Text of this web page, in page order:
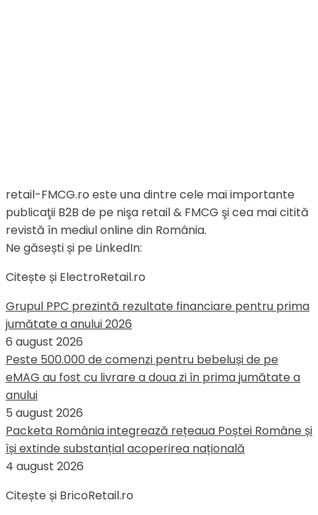
retail-FMCG.ro este una dintre cele mai importante
publicaţii B2B de pe nişa retail & FMCG şi cea mai citită
revistă în mediul online din România.
Ne găsești și pe LinkedIn:
Citește și ElectroRetail.ro
Grupul PPC prezintă rezultate financiare pentru prima
jumătate a anului 2026
6 august 2026
Peste 500.000 de comenzi pentru bebeluși de pe
eMAG au fost cu livrare a doua zi în prima jumătate a
anului
5 august 2026
Packeta România integrează rețeaua Poștei Române și
își extinde substanțial acoperirea națională
4 august 2026
Citește și BricoRetail.ro